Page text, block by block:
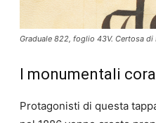
Graduale 822, foglio 43V. Certosa di
I monumentali
Protagonisti di questa